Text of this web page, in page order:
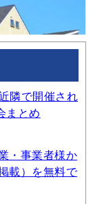
隣で開催され
まとめ
・事業者様か
載）を無料で